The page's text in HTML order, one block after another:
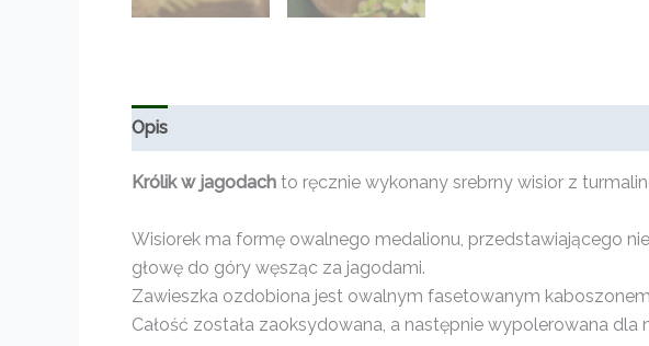
Opis
Królik w jagodach to ręcznie wykonany srebrny wisior z
Wisiorek ma formę owalnego medalionu, przedstawiającego
głowę do góry węsząc za jagodami.
Zawieszka ozdobiona jest owalnym fasetowanym
Całość została zaoksydowana, a następnie wypolerowana